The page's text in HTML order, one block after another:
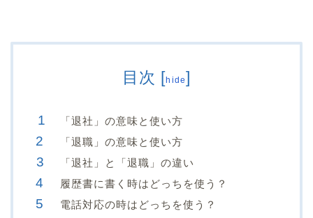
目次 [hide]
「退社」の意味と使い方
「退職」の意味と使い方
「退社」と「退職」の違い
履歴書に書く時はどっちを使う？
電話対応の時はどっちを使う？